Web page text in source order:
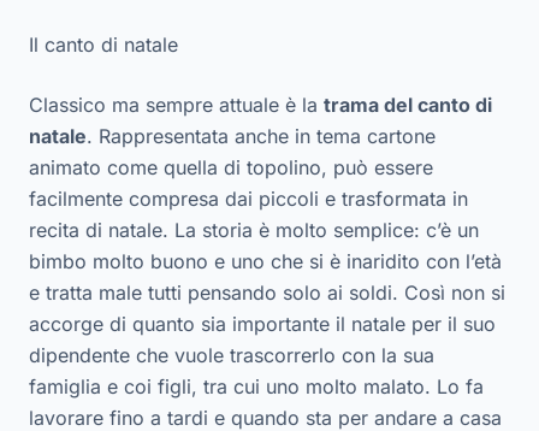
Il canto di natale
Classico ma sempre attuale è la trama del canto di
natale. Rappresentata anche in tema cartone
animato come quella di topolino, può essere
facilmente compresa dai piccoli e trasformata in
recita di natale. La storia è molto semplice: c’è un
bimbo molto buono e uno che si è inaridito con l’età
e tratta male tutti pensando solo ai soldi. Così non si
accorge di quanto sia importante il natale per il suo
dipendente che vuole trascorrerlo con la sua
famiglia e coi figli, tra cui uno molto malato. Lo fa
lavorare fino a tardi e quando sta per andare a casa